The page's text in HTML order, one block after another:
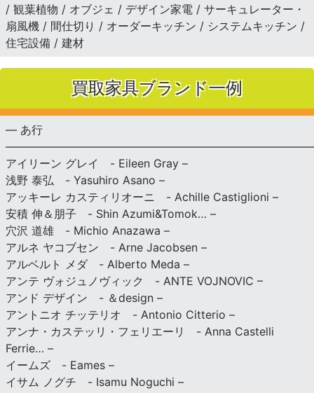
/ 観葉植物 / オブジェ / デザイン家電 / サーキュレーター・
扇風機 / 間仕切り / オーダーキッチン / システムキッチン /
住宅設備 / 建材
買取家具ブランド一例
— あ行
アイリーン グレイ - Eileen Gray –
浅野 泰弘 - Yasuhiro Asano –
アッキーレ カスティリオーニ - Achille Castiglioni –
安積 伸＆朋子 - Shin Azumi&Tomok… –
穴沢 道雄 - Michio Anazawa –
アルネ ヤコブセン - Arne Jacobsen –
アルベルト メダ - Alberto Meda –
アンテ ヴォジュノヴィック - ANTE VOJNOVIC –
アンド デザイン - ＆design –
アントニオ チッテリオ - Antonio Citterio –
アンナ・カステッリ・フェリエーリ - Anna Castelli
Ferrie… –
イームズ - Eames –
イサム ノグチ - Isamu Noguchi –